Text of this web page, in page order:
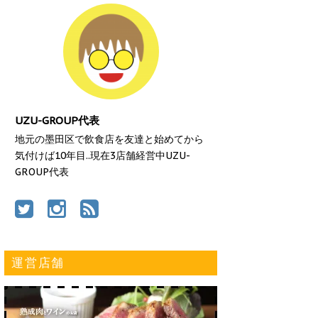
UZU-GROUP代表
地元の墨田区で飲食店を友達と始めてから
気付けば10年目..現在3店舗経営中UZU-
GROUP代表
運営店舗